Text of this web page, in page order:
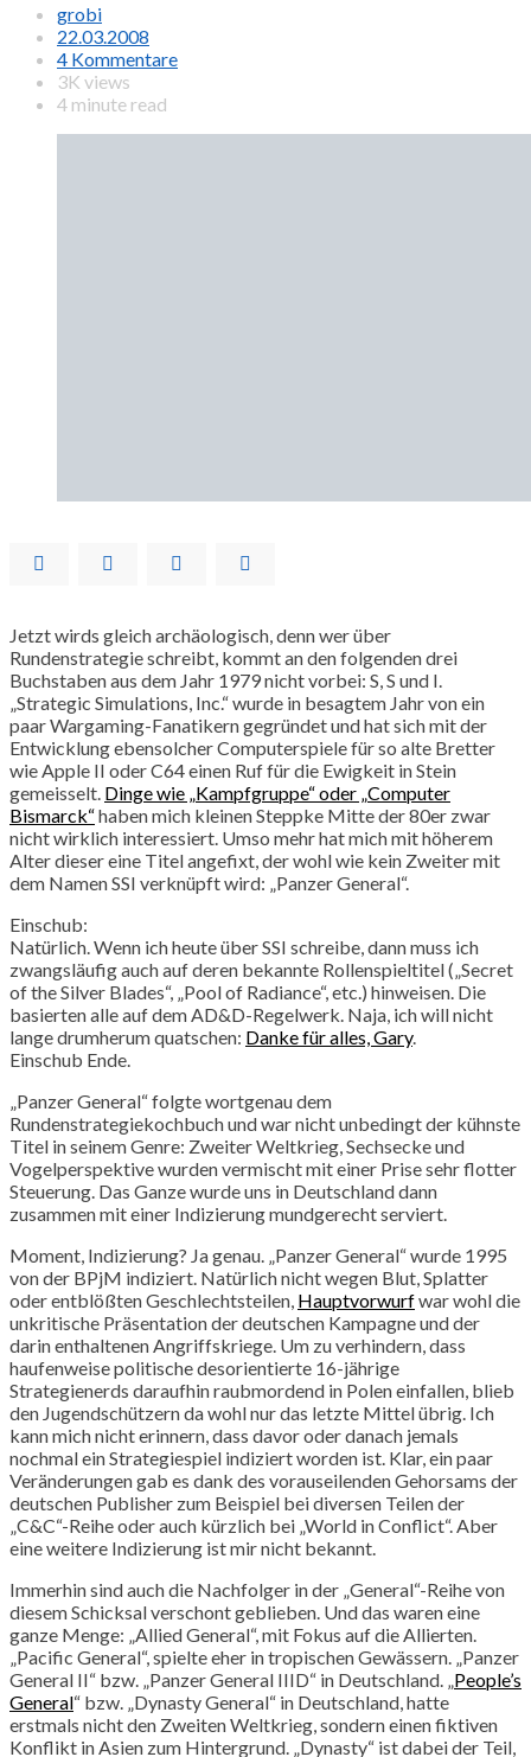
grobi
22.03.2008
4 Kommentare
3K views
4 minute read
Jetzt wirds gleich archäologisch, denn wer über
Rundenstrategie schreibt, kommt an den folgenden drei
Buchstaben aus dem Jahr 1979 nicht vorbei: S, S und I.
„Strategic Simulations, Inc.“ wurde in besagtem Jahr von ein
paar Wargaming-Fanatikern gegründet und hat sich mit der
Entwicklung ebensolcher Computerspiele für so alte Bretter
wie Apple II oder C64 einen Ruf für die Ewigkeit in Stein
gemeisselt. Dinge wie „Kampfgruppe“ oder „Computer
Bismarck“haben mich kleinen Steppke Mitte der 80er zwar
nicht wirklich interessiert. Umso mehr hat mich mit höherem
Alter dieser eine Titel angefixt, der wohl wie kein Zweiter mit
dem Namen SSI verknüpft wird: „Panzer General“.
Einschub:
Natürlich. Wenn ich heute über SSI schreibe, dann muss ich
zwangsläufig auch auf deren bekannte Rollenspieltitel („Secret
of the Silver Blades“, „Pool of Radiance“, etc.) hinweisen. Die
basierten alle auf dem AD&D-Regelwerk. Naja, ich will nicht
lange drumherum quatschen: Danke für alles, Gary.
Einschub Ende.
„Panzer General“ folgte wortgenau dem
Rundenstrategiekochbuch und war nicht unbedingt der kühnste
Titel in seinem Genre: Zweiter Weltkrieg, Sechsecke und
Vogelperspektive wurden vermischt mit einer Prise sehr flotter
Steuerung. Das Ganze wurde uns in Deutschland dann
zusammen mit einer Indizierung mundgerecht serviert.
Moment, Indizierung? Ja genau. „Panzer General“ wurde 1995
von der BPjM indiziert. Natürlich nicht wegen Blut, Splatter
oder entblößten Geschlechtsteilen, Hauptvorwurfwar wohl die
unkritische Präsentation der deutschen Kampagne und der
darin enthaltenen Angriffskriege. Um zu verhindern, dass
haufenweise politische desorientierte 16-jährige
Strategienerds daraufhin raubmordend in Polen einfallen, blieb
den Jugendschützern da wohl nur das letzte Mittel übrig. Ich
kann mich nicht erinnern, dass davor oder danach jemals
nochmal ein Strategiespiel indiziert worden ist. Klar, ein paar
Veränderungen gab es dank des vorauseilenden Gehorsams der
deutschen Publisher zum Beispiel bei diversen Teilen der
„C&C“-Reihe oder auch kürzlich bei „World in Conflict“. Aber
eine weitere Indizierung ist mir nicht bekannt.
Immerhin sind auch die Nachfolger in der „General“-Reihe von
diesem Schicksal verschont geblieben. Und das waren eine
ganze Menge: „Allied General“, mit Fokus auf die Allierten.
„Pacific General“, spielte eher in tropischen Gewässern. „Panzer
General II“ bzw. „Panzer General IIID“ in Deutschland. „ People’s
General“ bzw. „Dynasty General“ in Deutschland, hatte
erstmals nicht den Zweiten Weltkrieg, sondern einen fiktiven
Konflikt in Asien zum Hintergrund. „Dynasty“ ist dabei der Teil,